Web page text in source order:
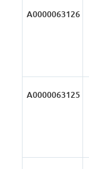
А0000063126
А0000063125